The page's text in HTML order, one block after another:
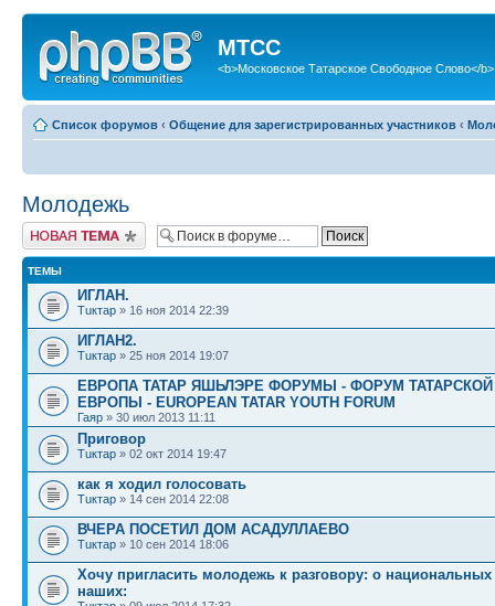
МТСС
<b>Московское Татарское Свободное Слово</b>
Список форумов ‹ Общение для зарегистрированных участников ‹
Молодежь
Новая тема
ТЕМЫ
ИГЛАН.
Тuктар » 16 ноя 2014 22:39
ИГЛАН2.
Тuктар » 25 ноя 2014 19:07
ЕВРОПА ТАТАР ЯШЬЛЭРЕ ФОРУМЫ - ФОРУМ
ЕВРОПЫ - EUROPEAN TATAR YOUTH FORUM
Гаяр » 30 июл 2013 11:11
Приговор
Тuктар » 02 окт 2014 19:47
как я ходил голосовать
Тuктар » 14 сен 2014 22:08
ВЧЕРА ПОСЕТИЛ ДОМ АСАДУЛЛАЕВО
Тuктар » 10 сен 2014 18:06
Хочу пригласить молодежь к разговору: о
наших: